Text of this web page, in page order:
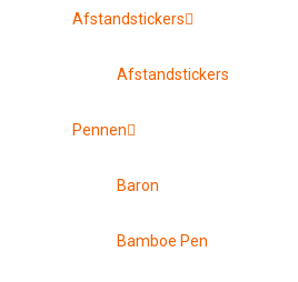
Afstandstickers
Afstandstickers
Pennen
Baron
Bamboe Pen